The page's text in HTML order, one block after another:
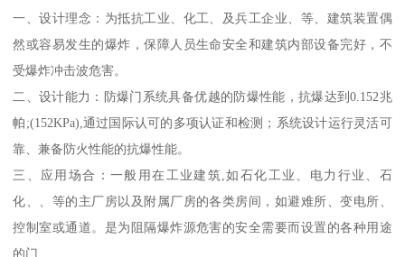
一、设计理念：为抵抗工业、化工、及兵工企业、等、建筑装置偶
然或容易发生的爆炸，保障人员生命安全和建筑内部设备完好，不
受爆炸冲击波危害。
二、设计能力：防爆门系统具备优越的防爆性能，抗爆达到0.152兆
帕;(152KPa),通过国际认可的多项认证和检测；系统设计运行灵活可
靠、兼备防火性能的抗爆性能。
三、应用场合：一般用在工业建筑,如石化工业、电力行业、石
化、、等的主厂房以及附属厂房的各类房间，如避难所、变电所、
控制室或通道。是为阻隔爆炸源危害的安全需要而设置的各种用途
的门.